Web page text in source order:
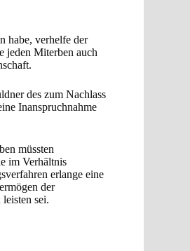
habe, verhelfe der
jeden Miterben auch
des zum Nachlass
Inanspruchnahme
müssten
im Verhältnis
erlange eine
der
sei.